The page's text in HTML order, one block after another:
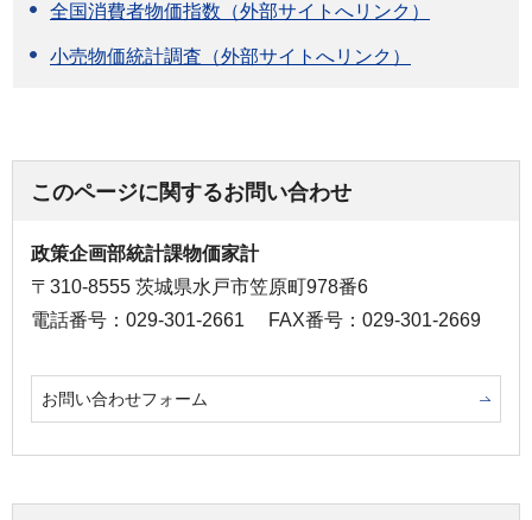
全国消費者物価指数（外部サイトへリンク）
小売物価統計調査（外部サイトへリンク）
このページに関するお問い合わせ
政策企画部統計課物価家計
〒310-8555 茨城県水戸市笠原町978番6
電話番号：029-301-2661
FAX番号：029-301-2669
お問い合わせフォーム